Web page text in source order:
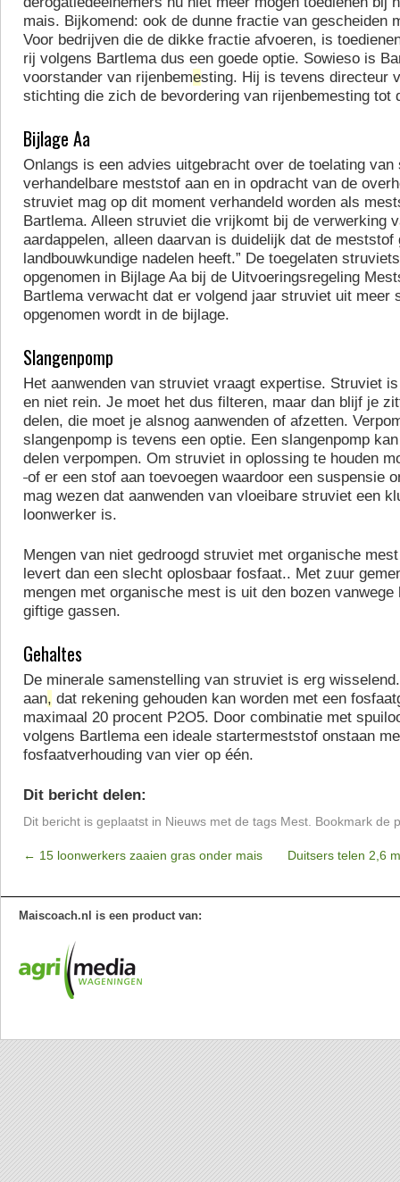
mais. Bijkomend: ook de dunne fractie van gescheiden
Voor bedrijven die de dikke fractie afvoeren, is
rij volgens Bartlema dus een goede optie. Sowieso is
voorstander van rijenbemesting. Hij is tevens directeur
stichting die zich de bevordering van rijenbemesting tot
Bijlage Aa
Onlangs is een advies uitgebracht over de toelating
verhandelbare meststof aan en in opdracht van de
struviet mag op dit moment verhandeld worden als
Bartlema. Alleen struviet die vrijkomt bij de verwerking
aardappelen, alleen daarvan is duidelijk dat de meststof
landbouwkundige nadelen heeft.” De toegelaten
opgenomen in Bijlage Aa bij de Uitvoeringsregeling
Bartlema verwacht dat er volgend jaar struviet uit meer
opgenomen wordt in de bijlage.
Slangenpomp
Het aanwenden van struviet vraagt expertise. Struviet
en niet rein. Je moet het dus filteren, maar dan blijf je
delen, die moet je alsnog aanwenden of afzetten.
slangenpomp is tevens een optie. Een slangenpomp
delen verpompen. Om struviet in oplossing te houden
of er een stof aan toevoegen waardoor een suspensie
mag wezen dat aanwenden van vloeibare struviet een
loonwerker is.
Mengen van niet gedroogd struviet met organische
levert dan een slecht oplosbaar fosfaat.. Met zuur
mengen met organische mest is uit den bozen vanwege
giftige gassen.
Gehaltes
De minerale samenstelling van struviet is erg
aan, dat rekening gehouden kan worden met een
maximaal 20 procent P2O5. Door combinatie met
volgens Bartlema een ideale startermeststof onstaan
fosfaatverhouding van vier op één.
Dit bericht delen:
Dit bericht is geplaatst in Nieuws met de tags Mest . Bookmark de
← 15 loonwerkers zaaien gras onder mais Duitsers telen 2,6
Maiscoach.nl is een product van: